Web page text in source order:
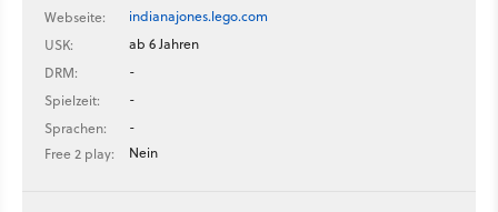
Webseite:
indianajones.lego.com
USK:
ab 6 Jahren
DRM:
-
Spielzeit:
-
Sprachen:
-
Free 2 play:
Nein